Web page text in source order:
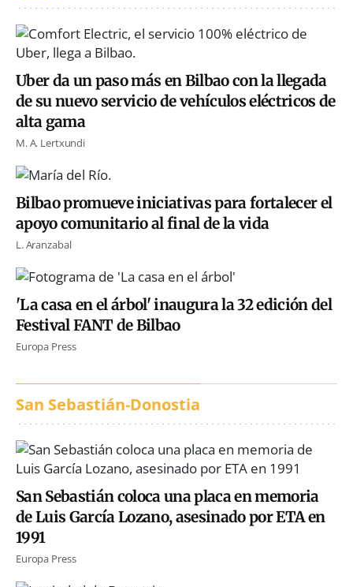
Uber da un paso más en Bilbao con la llegada
de su nuevo servicio de vehículos eléctricos de
alta gama
M. A. Lertxundi
Bilbao promueve iniciativas para fortalecer el
apoyo comunitario al final de la vida
L. Aranzabal
'La casa en el árbol' inaugura la 32 edición del
Festival FANT de Bilbao
Europa Press
San Sebastián-Donostia
San Sebastián coloca una placa en memoria
de Luis García Lozano, asesinado por ETA en
1991
Europa Press